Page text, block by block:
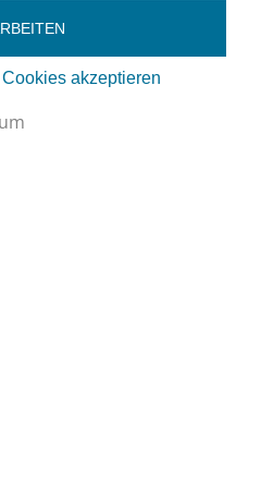
akzeptieren